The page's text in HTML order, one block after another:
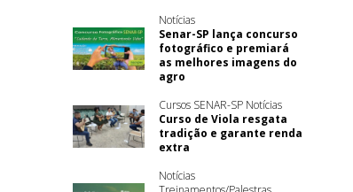
Notícias
Senar-SP lança concurso
fotográfico e premiará
as melhores imagens do
agro
Cursos SENAR-SP Notícias
Curso de Viola resgata
tradição e garante renda
extra
Notícias